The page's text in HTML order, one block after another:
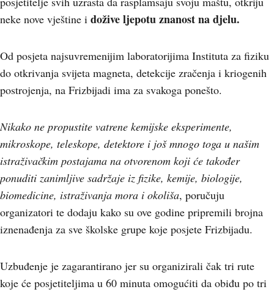
neke nove vještine i dožive ljepotu znanost na djelu.
Od posjeta najsuvremenijim laboratorijima Instituta za fiziku
do otkrivanja svijeta magneta, detekcije zračenja i kriogenih
postrojenja, na Frizbijadi ima za svakoga ponešto.
Nikako ne propustite vatrene kemijske eksperimente,
mikroskope, teleskope, detektore i još mnogo toga u našim
istraživačkim postajama na otvorenom koji će također
ponuditi zanimljive sadržaje iz fizike, kemije, biologije,
biomedicine, istraživanja mora i okoliša, poručuju
organizatori te dodaju kako su ove godine pripremili brojna
iznenađenja za sve školske grupe koje posjete Frizbijadu.
Uzbuđenje je zagarantirano jer su organizirali čak tri rute
koje će posjetiteljima u 60 minuta omogućiti da obiđu po tri